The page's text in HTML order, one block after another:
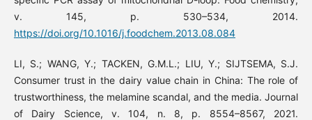
v. 145, p. 530–534, 2014.
https://doi.org/10.1016/j.foodchem.2013.08.084
LI, S.; WANG, Y.; TACKEN, G.M.L.; LIU, Y.; SIJTSEMA, S.J.
Consumer trust in the dairy value chain in China: The role of
trustworthiness, the melamine scandal, and the media. Journal
of Dairy Science, v. 104, n. 8, p. 8554–8567, 2021.